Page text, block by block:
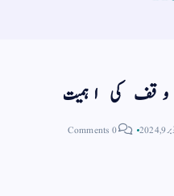
کی اہمیت
2024
0 Comments